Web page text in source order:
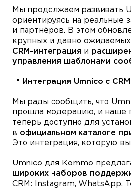
Мы продолжаем развивать
ориентируясь на реальные
и партнёров. В этом
крупных и давно ожидаемых
CRM-интеграция и
управления шаблонами
📍 Интеграция Umnico с
Мы рады сообщить, что
прошла модерацию, и наше
теперь доступно для
в официальном каталоге
Это интеграция, которую
Umnico для Kommo
широких наборов
CRM: Instagram, WhatsApp,